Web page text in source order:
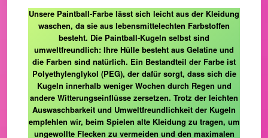
Unsere Paintball-Farbe lässt sich leicht aus der Kleidung
waschen, da sie aus lebensmittelechten Farbstoffen
besteht. Die Paintball-Kugeln selbst sind
umweltfreundlich: Ihre Hülle besteht aus Gelatine und
die Farben sind natürlich. Ein Bestandteil der Farbe ist
Polyethylenglykol (PEG), der dafür sorgt, dass sich die
Kugeln innerhalb weniger Wochen durch Regen und
andere Witterungseinflüsse zersetzen. Trotz der leichten
Auswaschbarkeit und Umweltfreundlichkeit der Kugeln
empfehlen wir, beim Spielen alte Kleidung zu tragen, um
ungewollte Flecken zu vermeiden und den maximalen